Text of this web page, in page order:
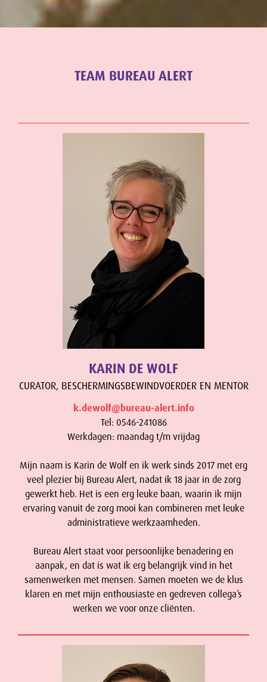
TEAM BUREAU ALERT
KARIN DE WOLF
CURATOR, BESCHERMINGSBEWINDVOERDER EN MENTOR
k.dewolf@bureau-alert.info
Tel: 0546-241086
Werkdagen: maandag t/m vrijdag
Mijn naam is Karin de Wolf en ik werk sinds 2017 met erg
veel plezier bij Bureau Alert, nadat ik 18 jaar in de zorg
gewerkt heb. Het is een erg leuke baan, waarin ik mijn
ervaring vanuit de zorg mooi kan combineren met leuke
administratieve werkzaamheden.
Bureau Alert staat voor persoonlijke benadering en
aanpak, en dat is wat ik erg belangrijk vind in het
samenwerken met mensen. Samen moeten we de klus
klaren en met mijn enthousiaste en gedreven collega’s
werken we voor onze cliënten.